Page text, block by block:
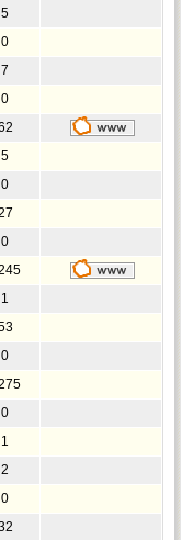
5
0
7
0
5
0
0
1
0
0
1
2
0